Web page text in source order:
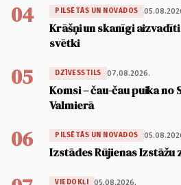
04 PILSĒTĀS UN NOVADOS
Krāšņi un skanīgi
svētki
05 DZĪVESSTILS 07.08.2026.
Komsi – čau-čau puika no
Valmierā
06 PILSĒTĀS UN NOVADOS
Izstādes Rūjienas Izstāžu
VIEDOKĻI 05.08.2026.